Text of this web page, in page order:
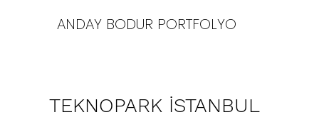
ANDAY BODUR PORTFOLYO
TEKNOPARK İSTANBUL